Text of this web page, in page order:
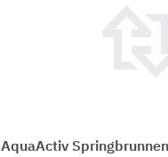
AquaActiv